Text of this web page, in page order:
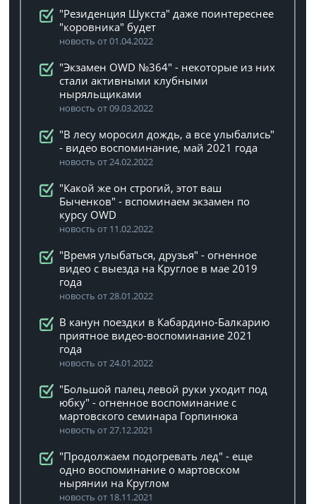
"Резиденция Шукста" даже поинтереснее
"коровника" будет
новость от 01.04.2022
"Экзамен OWD №364" - некоторые из них
стали активными клубными
ныряльщиками
новость от 09.03.2022
"В лесу моросил дождь, а все улыбались"
- видео воспоминание, май 2021 года
новость от 24.02.2022
"Какой же он строгий, этот ваш
Быченков" - вспоминаем экзамен по
курсу OWD
новость от 11.02.2022
"Время улыбаться, друзья" - огненное
видео с выезда на Круглое в мае 2019
года
новость от 28.01.2022
В канун поездки в Кабардино-Балкарию
приятное видео-воспоминание 2021
года
новость от 24.01.2022
"Большой палец левой руки уходит под
юбку" - огненное воспоминание с
мартовского семинара Горпинюка
новость от 27.12.2021
"Продолжаем подогревать лед" - еще
одно воспоминание о мартовском
нырянии на Круглом
новость от 18.11.2021